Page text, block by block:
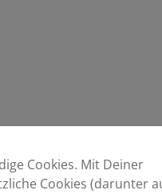
Cookies. Mit Deiner
Cookies (darunter